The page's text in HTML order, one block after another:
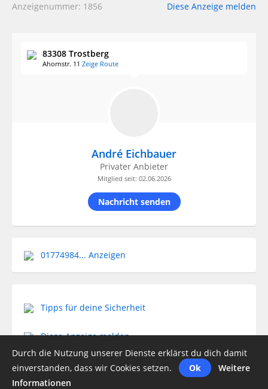
Durch die Nutzung unserer Dienste erklärst du dich damit
einverstanden, dass wir Cookies setzen.
Ok
Weitere
Informationen
Anzeigenummer: 1856 Diese Anzeige melden
83308 Trostberg
Ahornstr. 11 Zeige Route
André Eichbauer
Privater Anbieter
Mitglied seit: 02.06.2026
Nachricht senden
01774984... Anzeigen
Tipps für deine Sicherheit
Diese Anzeige melden
Anzeige drucken
Nachricht senden
Anrufen